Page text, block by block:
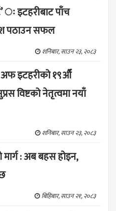
ः इटहरीबाट पाँच
पठाउन सफल
शनिबार, साउन २३, २०८३
अफ इटहरीको १९औँ
विष्टको नेतृत्वमा नयाँ
शनिबार, साउन २३, २०८३
: अब बहस होइन,
बिहिबार, साउन २१, २०८३